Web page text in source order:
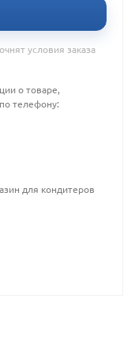
условия заказа
о товаре,
телефону:
для кондитеров